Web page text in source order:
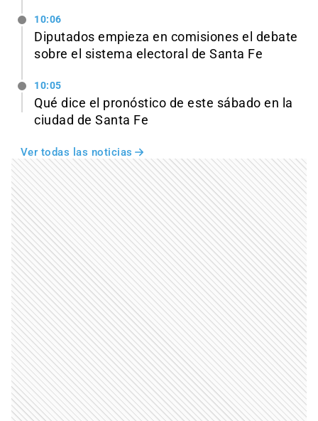
10:06
Diputados empieza en comisiones el debate
sobre el sistema electoral de Santa Fe
10:05
Qué dice el pronóstico de este sábado en la
ciudad de Santa Fe
Ver todas las noticias